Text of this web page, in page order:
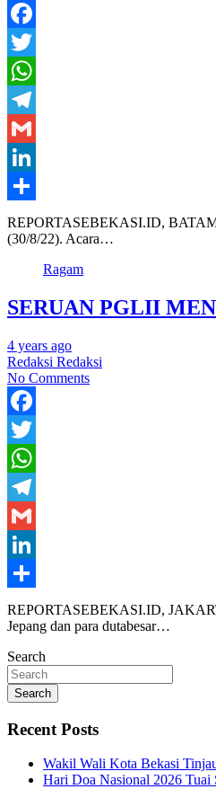
Facebook
Twitter
WhatsApp
Telegram
Gmail
LinkedIn
Share
REPORTASEBEKASI.ID, BATAM
(30/8/22). Acara…
Ragam
SERUAN PGLII
4 years ago
Redaksi Redaksi
No Comments
Facebook
Twitter
WhatsApp
Telegram
Gmail
LinkedIn
Share
REPORTASEBEKASI.ID,
Jepang dan para dutabesar…
Search
Search
Recent Posts
Wakil Wali Kota Bekasi
Hari Doa Nasional 2026 Tuai